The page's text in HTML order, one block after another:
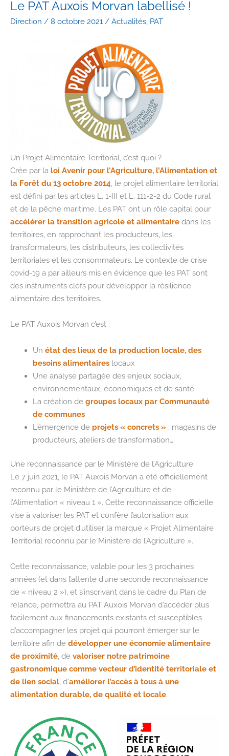
et
participer
à
des
formations
aux
outils
numériques
Le PAT Auxois Morvan labellisé !
Direction / 8 octobre 2021 / Actualités, PAT
Un Projet Alimentaire Territorial, c’est quoi ?
Crée par la loi Avenir pour l’Agriculture, l’Alimentation et
la Forêt du 13 octobre 2014 le projet alimentaire territorial
est défini par les articles L. 1-III et L. 111-2-2 du Code rural
et de la pêche maritime. Les PAT ont un rôle capital pour
accélérer la transition agricole et alimentaire dans les
territoires, en rapprochant les producteurs, les
transformateurs, les distributeurs, les collectivités
territoriales et les consommateurs. Le contexte de crise
covid-19 a par ailleurs mis en évidence que les PAT sont
des instruments clefs pour développer la résilience
alimentaire des territoires.
Le PAT Auxois Morvan c’est :
Un état des lieux de la production locale, des
besoins alimentaireslocaux
Une analyse partagée des enjeux sociaux,
environnementaux, économiques et de santé
La création de groupes locaux par Communauté
de communes
L’émergence de projets « concrets »: magasins de
producteurs, ateliers de transformation…
Une reconnaissance par le Ministère de l’Agriculture
Le 7 juin 2021, le PAT Auxois Morvan a été officiellement
reconnu par le Ministère de l’Agriculture et de
l’Alimentation « niveau 1 ». Cette reconnaissance officielle
vise à valoriser les PAT et confère l’autorisation aux
porteurs de projet d’utiliser la marque « Projet Alimentaire
Territorial reconnu par le Ministère de l’Agriculture ».
Cette reconnaissance, valable pour les 3 prochaines
années (et dans l’attente d’une seconde reconnaissance
de « niveau 2 »), et s’inscrivant dans le cadre du Plan de
relance, permettra au PAT Auxois Morvan d’accéder plus
facilement aux financements existants et susceptibles
d’accompagner les projet qui pourront émerger sur le
territoire afin de développer une économie alimentaire
de proximité, de valoriser notre patrimoine
gastronomique comme vecteur d’identité territoriale et
de lien social, d’améliorer l’accès à tous à une
alimentation durable, de qualité et locale.